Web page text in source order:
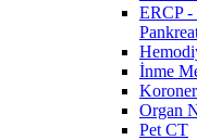
ERCP
İnme
Organ
Pet CT